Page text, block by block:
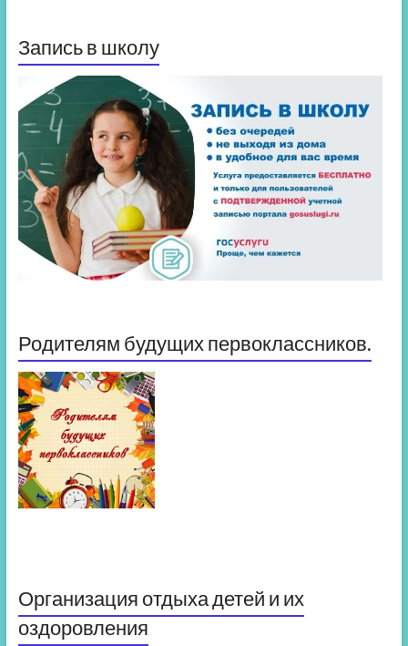
Запись в школу
Родителям будущих первоклассников.
Организация отдыха детей и их
оздоровления